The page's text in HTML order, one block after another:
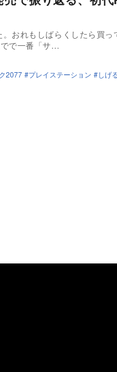
おれもしばらくしたら買っ
で一番「サ…
2077 プレイステーション しげ